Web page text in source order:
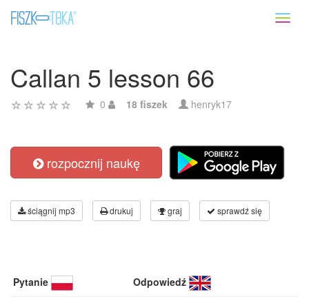
Callan 5 lesson 66
0 18 fiszek henryk17
rozpocznij naukę
ściągnij mp3 drukuj graj sprawdź się
Pytanie Odpowiedź